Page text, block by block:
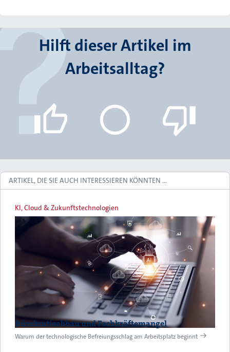
Hilft dieser Artikel im
Arbeitsalltag?
ARTIKEL, DIE SIE AUCH INTERESSIEREN KÖNNTEN …
KI, Cloud & Zukunftstechnologien
Bürokratieabbau und Fachkräftemangel
Warum der technologische Befreiungsschlag am Arbeitsplatz beginnt